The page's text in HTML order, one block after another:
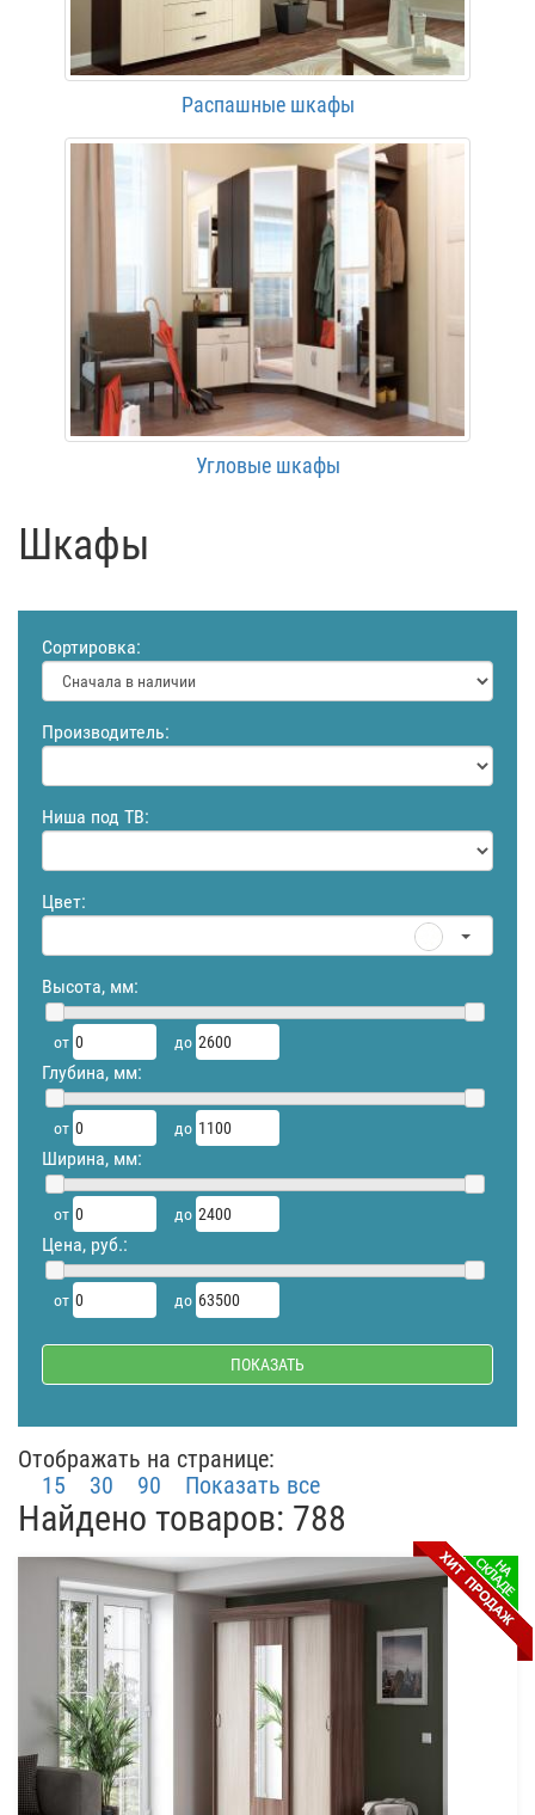
Распашные шкафы
Угловые шкафы
Шкафы
Сортировка:
Производитель:
Ниша под ТВ:
Цвет:
Высота, мм:
от до
Глубина, мм:
от до
Ширина, мм:
от до
Цена, руб.:
от до
Отображать на странице:
15
30 90 Показать все
Найдено товаров: 788